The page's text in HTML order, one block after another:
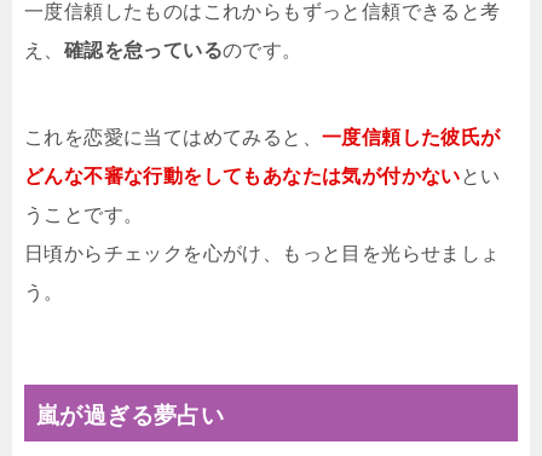
一度信頼したものはこれからもずっと信頼できると考
え、 確認を怠っているのです。
これを恋愛に当てはめてみると、 一度信頼した彼氏が
どんな不審な行動をしてもあなたは気が付かないとい
うことです。
日頃からチェックを心がけ、もっと目を光らせましょ
う。
嵐が過ぎる夢占い